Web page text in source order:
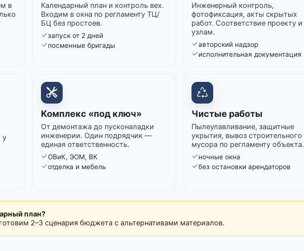
в
Календарный план и контроль вех.
Входим в окна по регламенту ТЦ/
БЦ без простоев.
запуск от 2 дней
посменные бригады
Инженерный контроль,
фотофиксация, акты скрытых
работ. Соответствие проекту и
узлам.
авторский надзор
исполнительная документация
у
Комплекс «под ключ»
От демонтажа до пусконаладки
инженерии. Один подрядчик —
единая ответственность.
ОВиК, ЭОМ, ВК
отделка и мебель
Чистые работы
Пылеулавливание, защитные
укрытия, вывоз строительного
мусора по регламенту объекта.
ночные окна
без остановки арендаторов
план?
2–3 сценария бюджета с альтернативами материалов.